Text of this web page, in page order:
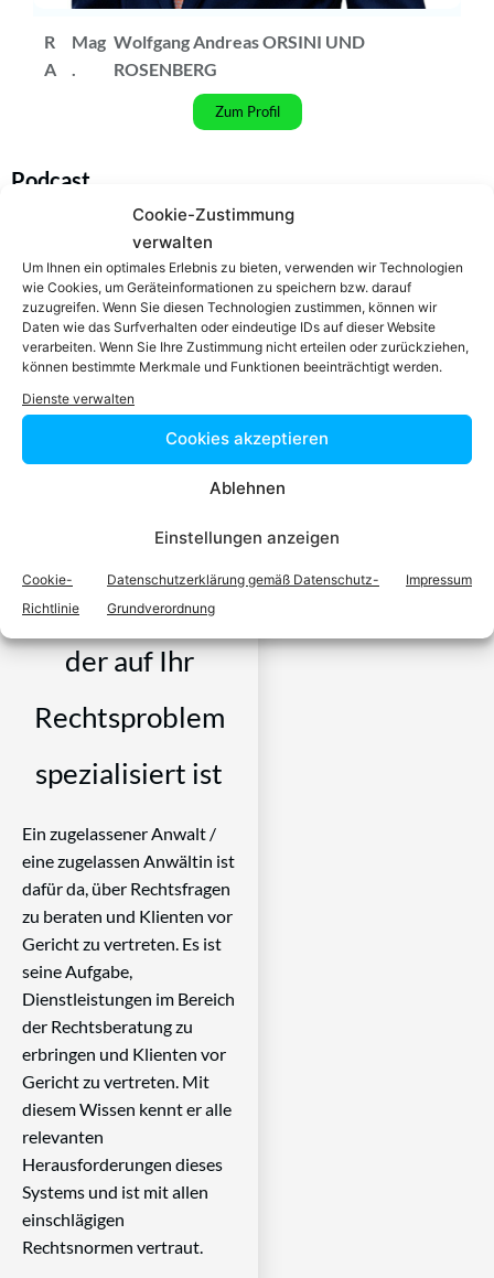
Cookie-Zustimmung
verwalten
Um Ihnen ein optimales Erlebnis zu bieten, verwenden wir Technologien
wie Cookies, um Geräteinformationen zu speichern bzw. darauf
zuzugreifen. Wenn Sie diesen Technologien zustimmen, können wir
Daten wie das Surfverhalten oder eindeutige IDs auf dieser Website
verarbeiten. Wenn Sie Ihre Zustimmung nicht erteilen oder zurückziehen,
können bestimmte Merkmale und Funktionen beeinträchtigt werden.
Dienste verwalten
Cookies akzeptieren
Ablehnen
Einstellungen anzeigen
Cookie-
Richtlinie
Datenschutzerklärung gemäß Datenschutz-
Grundverordnung
Impressum
R
A
Mag
.
Wolfgang Andreas ORSINI UND
ROSENBERG
Zum Profil
Podcast
Video-Podcast #69 Katharina Echerer – Verlagsleitung
Recht, Wirtschaft, Steuern facultas Verlag
Schritten einen
Anwalt finden,
der auf Ihr
Rechtsproblem
spezialisiert ist
Ein zugelassener Anwalt /
eine zugelassen Anwältin ist
dafür da, über Rechtsfragen
zu beraten und Klienten vor
Gericht zu vertreten. Es ist
seine Aufgabe,
Dienstleistungen im Bereich
der Rechtsberatung zu
erbringen und Klienten vor
Gericht zu vertreten. Mit
diesem Wissen kennt er alle
relevanten
Herausforderungen dieses
Systems und ist mit allen
einschlägigen
Rechtsnormen vertraut.